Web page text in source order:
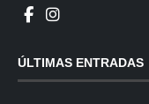
ÚLTIMAS ENTRADAS